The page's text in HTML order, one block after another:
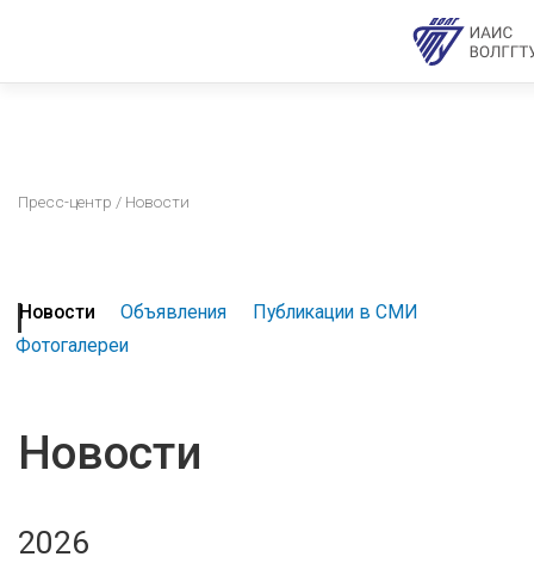
Пресс-центр / Новости
Новости Объявления
Публикации в СМИ
Фотогалереи
Новости
2026